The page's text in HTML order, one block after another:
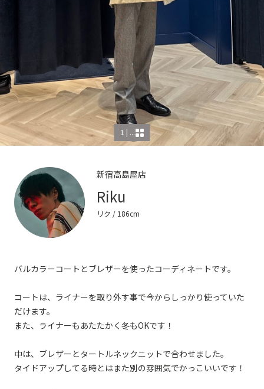
1 | ...
新宿高島屋店
Riku
リク / 186cm
バルカラーコートとブレザーを使ったコーディネートです。
コートは、ライナーを取り外す事で今からしっかり使っていた
だけます。
また、ライナーもあたたかく冬もOKです！
中は、ブレザーとタートルネックニットで合わせました。
タイドアップしてる時とはまた別の雰囲気でかっこいいです！